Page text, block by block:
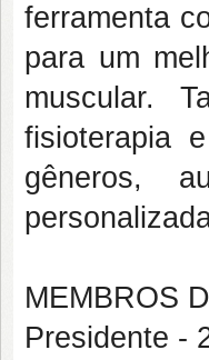
ferramenta
para um
muscular.
fisioterapia
gêneros,
MEMBROS
Presidente -